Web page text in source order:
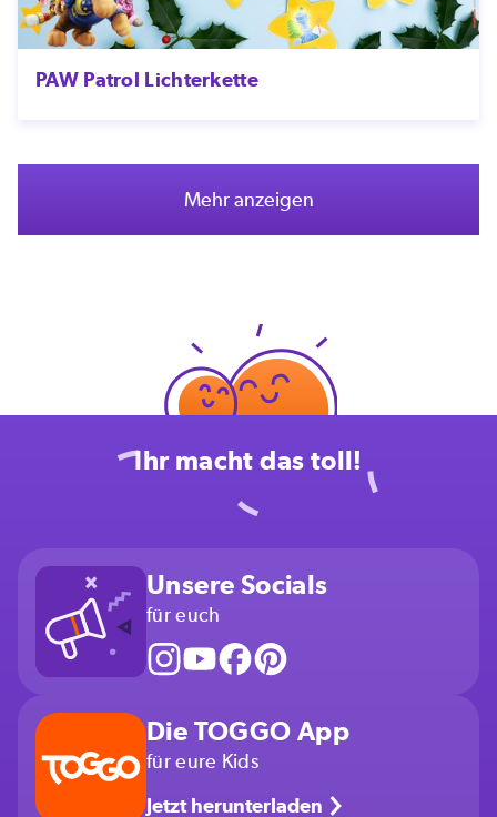
PAW Patrol Lichterkette
Mehr anzeigen
Ihr macht das toll!
Unsere Socials
für euch
Die TOGGO App
für eure Kids
Jetzt herunterladen